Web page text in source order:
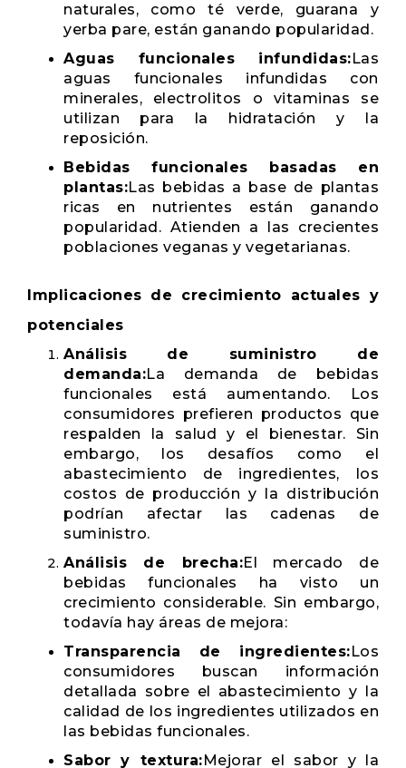
naturales, como té verde, guarana y
yerba pare, están ganando popularidad.
Aguas funcionales infundidas:Las
aguas funcionales infundidas con
minerales, electrolitos o vitaminas se
utilizan para la hidratación y la
reposición.
Bebidas funcionales basadas en
plantas:Las bebidas a base de plantas
ricas en nutrientes están ganando
popularidad. Atienden a las crecientes
poblaciones veganas y vegetarianas.
Implicaciones de crecimiento actuales y
potenciales
Análisis de suministro de
demanda:La demanda de bebidas
funcionales está aumentando. Los
consumidores prefieren productos que
respalden la salud y el bienestar. Sin
embargo, los desafíos como el
abastecimiento de ingredientes, los
costos de producción y la distribución
podrían afectar las cadenas de
suministro.
Análisis de brecha:El mercado de
bebidas funcionales ha visto un
crecimiento considerable. Sin embargo,
todavía hay áreas de mejora:
Transparencia de ingredientes:Los
consumidores buscan información
detallada sobre el abastecimiento y la
calidad de los ingredientes utilizados en
las bebidas funcionales.
Sabor y textura:Mejorar el sabor y la